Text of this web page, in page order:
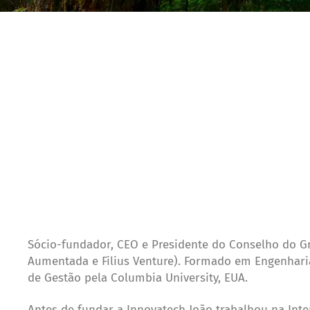
Sócio-fundador, CEO e Presidente do Conselho do
Aumentada e Filius Venture). Formado em
de Gestão pela Columbia University, EUA.